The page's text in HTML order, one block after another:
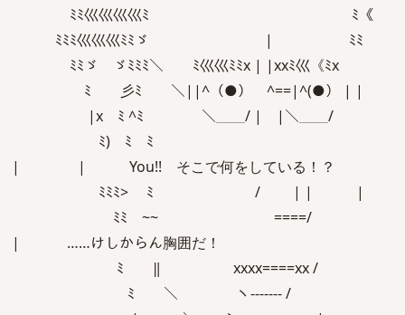
ﾐﾐ巛巛巛巛ﾐ ﾐ《
ﾐﾐﾐ巛巛巛ﾐﾐゞ | ﾐﾐ
ﾐﾐゞ ゞﾐﾐﾐ＼ ﾐ巛巛ﾐﾐx | |xxﾐ巛《ﾐx
ﾐ 彡ﾐ ＼||^（●） ^==|^(●） | |
|x ﾐ ^ﾐ ＼＿＿/ | |＼＿＿/
ﾐ) ﾐ ﾐ
| | You!! そこで何をしている！？
ﾐﾐﾐ> ﾐ / | | |
ﾐﾐ ~~ ====/
| ……けしからん胸囲だ！
ﾐ ‖ xxxx====xx /
ﾐ ＼ ヽ------- /